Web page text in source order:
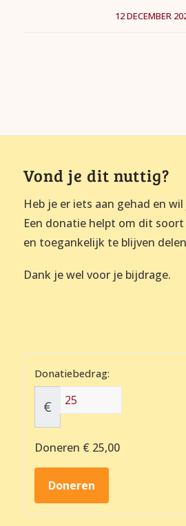
12 DECEMBER
Vond je dit nuttig?
Heb je er iets aan gehad en
Een donatie helpt om dit
en toegankelijk te blijven
Dank je wel voor je bijdrage.
Donatiebedrag:
€
Doneren € 25,00
Doneren